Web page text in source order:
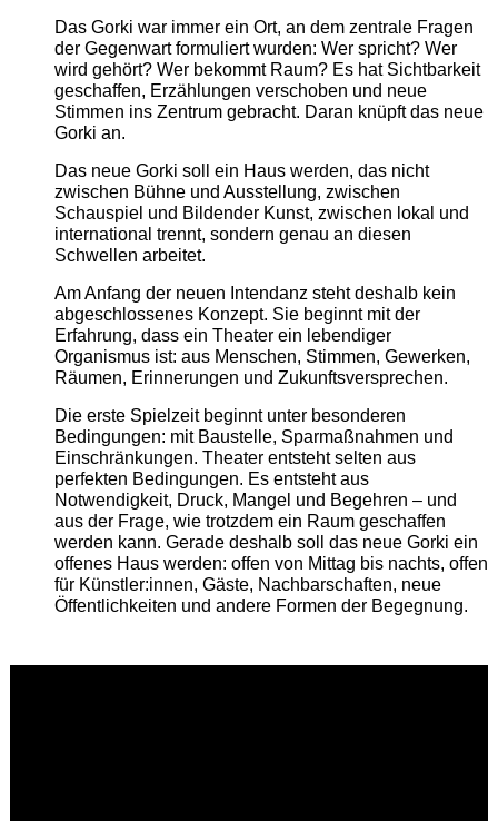
Das Gorki war immer ein Ort, an dem zentrale Fragen
der Gegenwart formuliert wurden: Wer spricht? Wer
wird gehört? Wer bekommt Raum? Es hat Sichtbarkeit
geschaffen, Erzählungen verschoben und neue
Stimmen ins Zentrum gebracht. Daran knüpft das neue
Gorki an.
Das neue Gorki soll ein Haus werden, das nicht
zwischen Bühne und Ausstellung, zwischen
Schauspiel und Bildender Kunst, zwischen lokal und
international trennt, sondern genau an diesen
Schwellen arbeitet.
Am Anfang der neuen Intendanz steht deshalb kein
abgeschlossenes Konzept. Sie beginnt mit der
Erfahrung, dass ein Theater ein lebendiger
Organismus ist: aus Menschen, Stimmen, Gewerken,
Räumen, Erinnerungen und Zukunftsversprechen.
Die erste Spielzeit beginnt unter besonderen
Bedingungen: mit Baustelle, Sparmaßnahmen und
Einschränkungen. Theater entsteht selten aus
perfekten Bedingungen. Es entsteht aus
Notwendigkeit, Druck, Mangel und Begehren – und
aus der Frage, wie trotzdem ein Raum geschaffen
werden kann. Gerade deshalb soll das neue Gorki ein
offenes Haus werden: offen von Mittag bis nachts, offen
für Künstler:innen, Gäste, Nachbarschaften, neue
Öffentlichkeiten und andere Formen der Begegnung.